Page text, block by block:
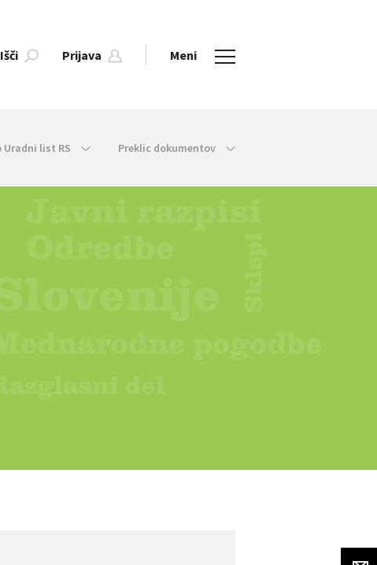
Išči Prijava Meni
Uradni list RS Preklic dokumentov